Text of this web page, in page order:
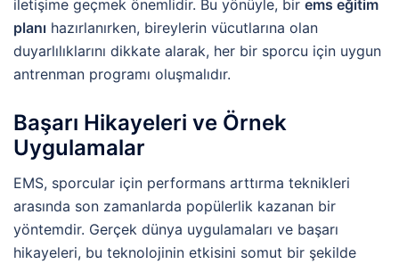
iletişime geçmek önemlidir. Bu yönüyle, bir ems eğitim
planı hazırlanırken, bireylerin vücutlarına olan
duyarlılıklarını dikkate alarak, her bir sporcu için uygun
antrenman programı oluşmalıdır.
Başarı Hikayeleri ve Örnek
Uygulamalar
EMS, sporcular için performans arttırma teknikleri
arasında son zamanlarda popülerlik kazanan bir
yöntemdir. Gerçek dünya uygulamaları ve başarı
hikayeleri, bu teknolojinin etkisini somut bir şekilde